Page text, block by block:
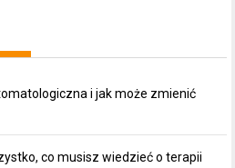
i jak może zmienić
co musisz wiedzieć o terapii